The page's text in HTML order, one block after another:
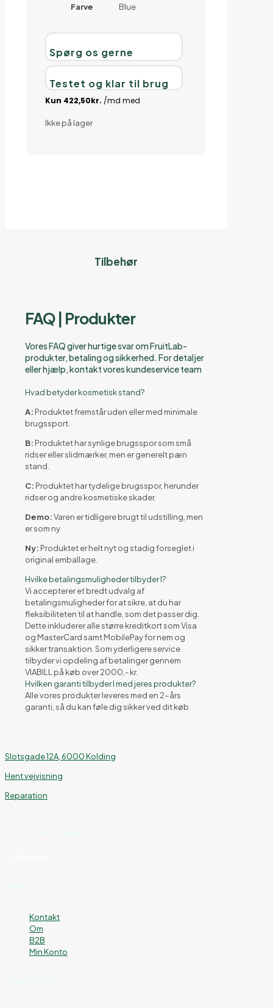
Farve Blue
Spørg os gerne
Testet og klar til brug
Ikke på lager
Tilbehør
FAQ | Produkter
Vores FAQ giver hurtige svar om FruitLab-
produkter, betaling og sikkerhed. For detaljer
eller hjælp, kontakt vores kundeservice team
Hvad betyder kosmetisk stand?
A: Produktet fremstår uden eller med minimale
brugssport.
B: Produktet har synlige brugsspor som små
ridser eller slidmærker, men er generelt pæn
stand.
C: Produktet har tydelige brugsspor, herunder
ridser og andre kosmetiske skader.
Demo:Varen er tidligere brugt til udstilling, men
er som ny
Ny: Produktet er helt nyt og stadig forseglet i
original emballage.
Hvilke betalingsmuligheder tilbyder I?
Vi accepterer et bredt udvalg af
betalingsmuligheder for at sikre, at du har
fleksibiliteten til at handle, som det passer dig.
Dette inkluderer alle større kreditkort som Visa
og MasterCard samt MobilePay for nem og
sikker transaktion. Som yderligere service
tilbyder vi opdeling af betalinger gennem
VIABILL på køb over 2000,- kr.
Hvilken garanti tilbyder I med jeres produkter?
Alle vores produkter leveres med en 2-års
garanti, så du kan føle dig sikker ved dit køb.
Slotsgade 12A, 6000 Kolding
Hent vejvisning
Reparation
Kontakt
Om
B2B
Min Konto